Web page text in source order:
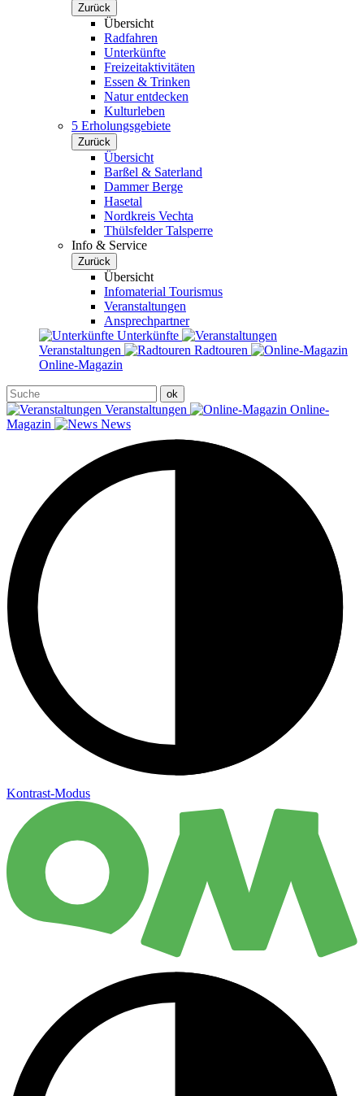
Zurück
Übersicht
Radfahren
Unterkünfte
Freizeitaktivitäten
Essen & Trinken
Natur entdecken
Kulturleben
5 Erholungsgebiete
Zurück
Übersicht
Barßel & Saterland
Dammer Berge
Hasetal
Nordkreis Vechta
Thülsfelder Talsperre
Info & Service
Zurück
Übersicht
Infomaterial Tourismus
Veranstaltungen
Ansprechpartner
Unterkünfte
Veranstaltungen
Radtouren
Online-Magazin
Veranstaltungen
Online-
Magazin
News
Kontrast-Modus